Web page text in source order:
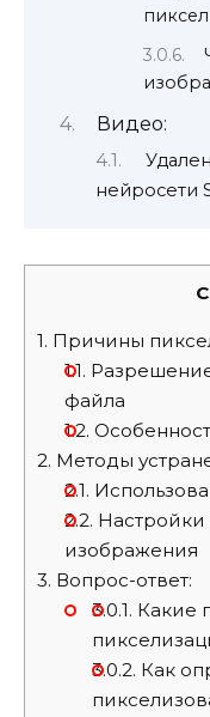
Видео:
нейросети
1. Причины
1.1.
файла
1.2.
2. Методы
2.1.
2.2. Настройки
изображения
3. Вопрос-ответ:
3.0.1. Какие
3.0.2. Как